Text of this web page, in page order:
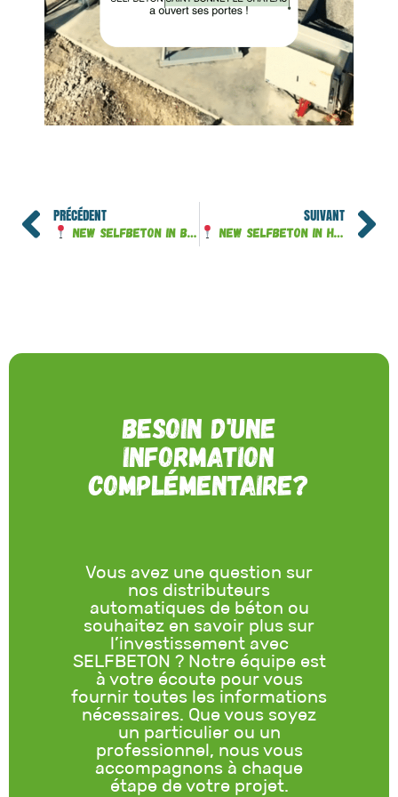
PRÉCÉDENT
New SELFBETON in Bourges (18)
SUIVANT
New SELFBETON in Humières (62)
Besoin d'une
information
complémentaire?
Vous avez une question sur
nos distributeurs
automatiques de béton ou
souhaitez en savoir plus sur
l’investissement avec
SELFBETON ? Notre équipe est
à votre écoute pour vous
fournir toutes les informations
nécessaires. Que vous soyez
un particulier ou un
professionnel, nous vous
accompagnons à chaque
étape de votre projet.